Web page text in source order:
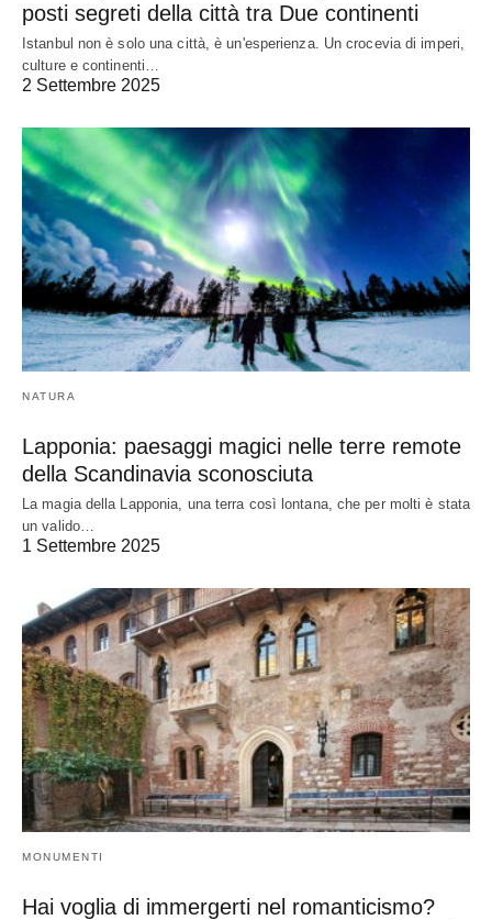
posti segreti della città tra Due continenti
Istanbul non è solo una città, è un'esperienza. Un crocevia di imperi,
culture e continenti…
2 Settembre 2025
NATURA
Lapponia: paesaggi magici nelle terre remote
della Scandinavia sconosciuta
La magia della Lapponia, una terra così lontana, che per molti è stata
un valido…
1 Settembre 2025
MONUMENTI
Hai voglia di immergerti nel romanticismo?